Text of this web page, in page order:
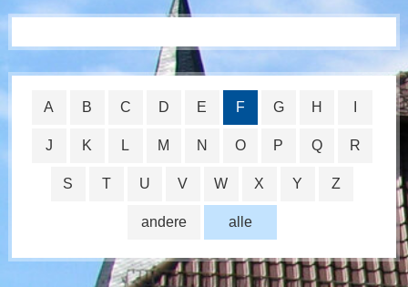
alle
A B C D E F G H
J K L M N O P Q R
S T U V W X Y Z
andere